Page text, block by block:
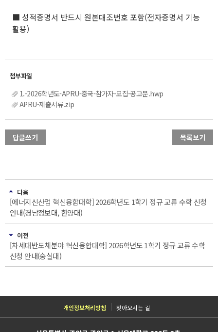
■ 성적증명서 반드시 원본대조번호 포함(전자증명서 기능
활용)
1.-2026학년도-APRU-중국-참가자-모집-공고문.hwp
APRU-제출서류.zip
답글쓰기 목록보기
다음
[에너지신산업 혁신융합대학] 2026학년도 1학기 정규 교류 수학 신청
안내(경남정보대, 한양대)
이전
[차세대반도체분야 혁신융합대학] 2026학년도 1학기 정규 교류 수학
신청 안내(숭실대)
개인정보처리방침 찾아오시는 길